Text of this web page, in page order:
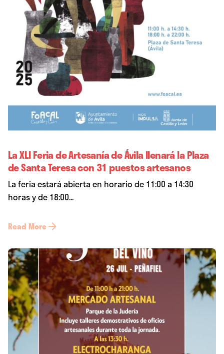
La XLI Feria de Artesanía de Ávila llenará la Plaza
de Santa Teresa con 31 puestos artesanos
La feria estará abierta en horario de 11:00 a 14:30
horas y de 18:00...
Read More